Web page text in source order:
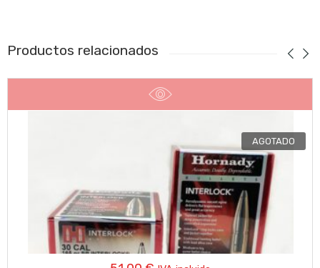
Productos relacionados
AGOTADO